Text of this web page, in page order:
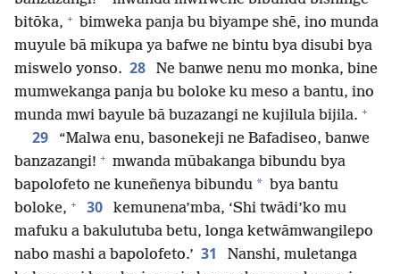
bitōka, + bimweka panja bu biyampe shē, ino munda
muyule bā mikupa ya bafwe ne bintu bya disubi bya
miswelo yonso. 28
Ne banwe nenu mo monka, bine
mumwekanga panja bu boloke ku meso a bantu, ino
munda mwi bayule bā buzazangi ne kujilula bijila. +
29
“Malwa enu, basonekeji ne Bafadiseo, banwe
banzazangi! + mwanda mūbakanga bibundu bya
bapolofeto ne kuneñenya bibundu * bya bantu
boloke, + 30
kemunena’mba, ‘Shi twādi’ko mu
mafuku a bakulutuba betu, longa ketwāmwangilepo
nabo mashi a bapolofeto.’ 31
Nanshi, muletanga